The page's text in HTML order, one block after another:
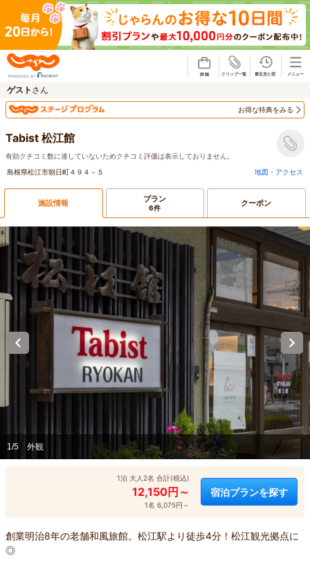
ゲスト さん
お得な特典をみる
Tabist 松江館
有効クチコミ数に達していないためクチコミ評価は表示しておりません。
島根県松江市朝日町４９４－５
地図・アクセス
施設情報 プラン
6件 クーポン
1/5 外観
1泊 大人2名 合計(税込)
12,150円～
1名 6,075円～
宿泊プランを探す
創業明治8年の老舗和風旅館。松江駅より徒歩4分！松江観光拠点に
◎